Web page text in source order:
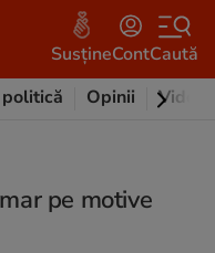
SusțineContCaută
Opinii Video
pe motive